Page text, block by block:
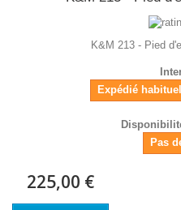
K&M 213 - Pied
Expédié
Pas
225,00 €